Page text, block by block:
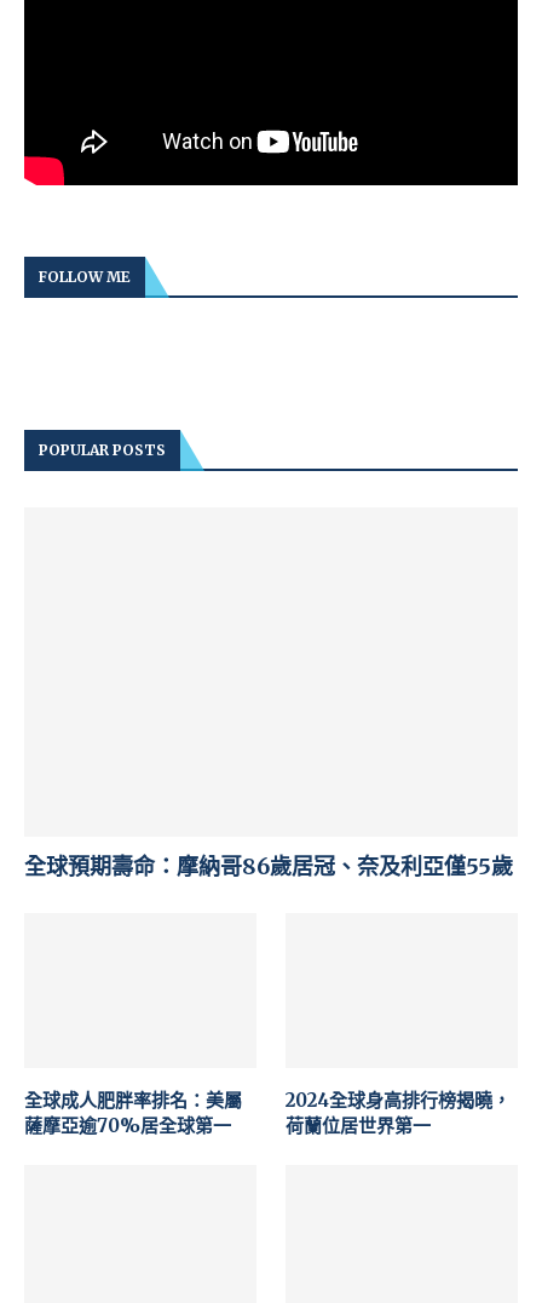
FOLLOW ME
POPULAR POSTS
全球預期壽命：摩納哥86歲居冠、奈及利亞僅55歲
全球成人肥胖率排名：美屬
薩摩亞逾70%居全球第一
2024全球身高排行榜揭曉，
荷蘭位居世界第一